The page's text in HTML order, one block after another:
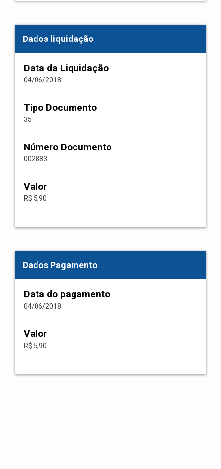
Dados liquidação
Data da Liquidação
04/06/2018
Tipo Documento
35
Número Documento
002883
Valor
R$ 5,90
Dados Pagamento
Data do pagamento
04/06/2018
Valor
R$ 5,90